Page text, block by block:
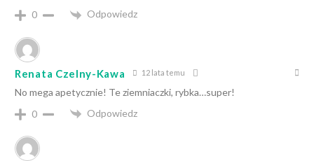
0
Odpowiedz
Renata Czelny-Kawa 12 lata temu
No mega apetycznie! Te ziemniaczki, rybka…super!
0
Odpowiedz